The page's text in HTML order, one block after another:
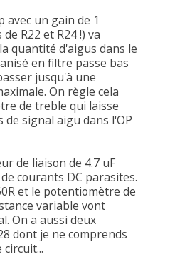
avec un gain de 1
R22 et R24 !) va
quantité d'aigus dans le
en filtre passe bas
jusqu'à une
On règle cela
de treble qui laisse
de signal aigu dans l'OP
de liaison de 4.7 uF
courants DC parasites.
et le potentiomètre de
variable vont
On a aussi deux
dont je ne comprends